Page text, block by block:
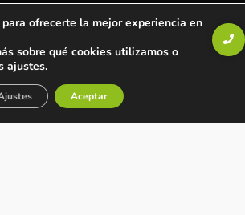
© 2024 MÁS QUE CAMPER
Política de privacidad
Cookies
ofrecerte la mejor experiencia en
sobre qué cookies utilizamos o
ajustes.
Aceptar